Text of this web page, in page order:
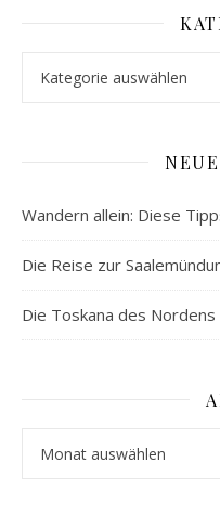
Wandern allein: Diese
Die Reise zur
Die Toskana des Nordens